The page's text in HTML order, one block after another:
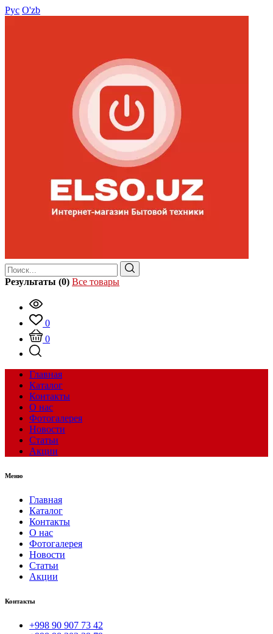
Рус O'zb
Результаты (0) Все товары
0
0
Главная
Каталог
Контакты
О нас
Фотогалерея
Новости
Статьи
Акции
Меню
Главная
Каталог
Контакты
О нас
Фотогалерея
Новости
Статьи
Акции
Контакты
+998 90 907 73 42